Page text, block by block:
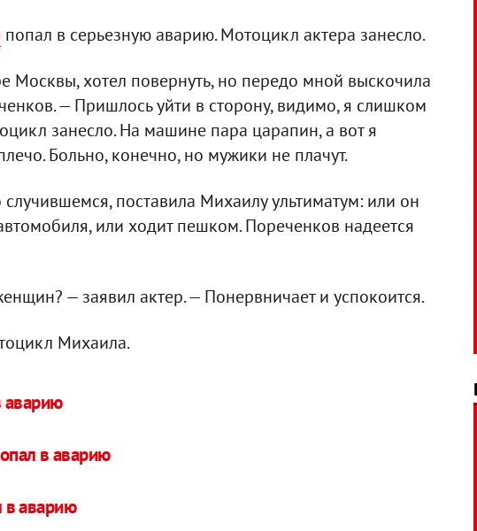
попал в серьезную аварию. Мотоцикл актера занесло.
Москвы, хотел повернуть, но передо мной выскочила
— Пришлось уйти в сторону, видимо, я слишком
занесло. На машине пара царапин, а вот я
Больно, конечно, но мужики не плачут.
поставила Михаилу ультиматум: или он
или ходит пешком. Пореченков надеется
— заявил актер. — Понервничает и успокоится.
Михаила.
аварию
в аварию
в аварию